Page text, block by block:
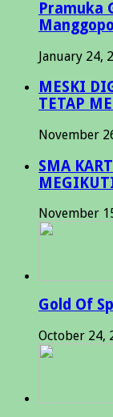
Pramuka
January 24,
MESKI
TETAP
November
SMA
November
Gold Of
October 24,